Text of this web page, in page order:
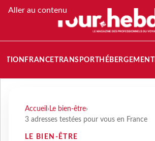
Aller au contenu
FRANCETRANSPORT HÉBERGEMENT
Accueil › Le bien-être›
3 adresses testées pour vous en France
LE BIEN-ÊTRE